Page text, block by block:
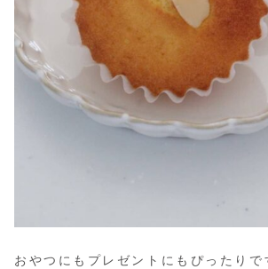
おやつにもプレゼントにもぴったりで